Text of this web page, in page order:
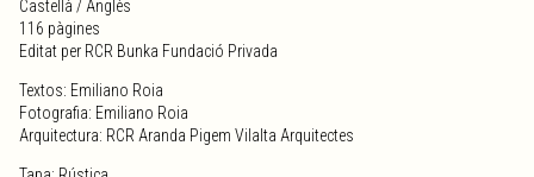
Castellà / Anglès
116 pàgines
Editat per RCR Bunka Fundació Privada
Textos: Emiliano Roia
Fotografia: Emiliano Roia
Arquitectura: RCR Aranda Pigem Vilalta Arquitectes